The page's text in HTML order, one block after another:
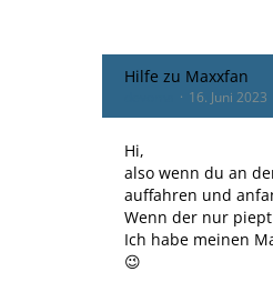
Hilfe zu Maxxfan
16. Juni 2023
Hi,
also wenn du an
auffahren und
Wenn der nur
Ich habe meinen
😉